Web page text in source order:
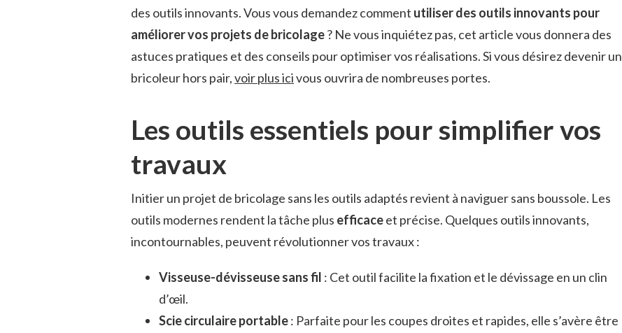
des outils innovants. Vous vous demandez comment utiliser des outils innovants pour
améliorer vos projets de bricolage? Ne vous inquiétez pas, cet article vous donnera des
astuces pratiques et des conseils pour optimiser vos réalisations. Si vous désirez devenir un
bricoleur hors pair,voir plus icivous ouvrira de nombreuses portes.
Les outils essentiels pour simplifier vos
travaux
Initier un projet de bricolage sans les outils adaptés revient à naviguer sans boussole. Les
outils modernes rendent la tâche plus efficaceet précise. Quelques outils innovants,
incontournables, peuvent révolutionner vos travaux :
Visseuse-dévisseuse sans fil : Cet outil facilite la fixation et le dévissage en un clin
d’œil.
Scie circulaire portable: Parfaite pour les coupes droites et rapides, elle s’avère être